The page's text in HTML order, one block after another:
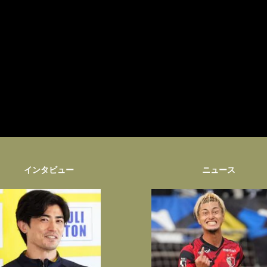
インタビュー ニュース